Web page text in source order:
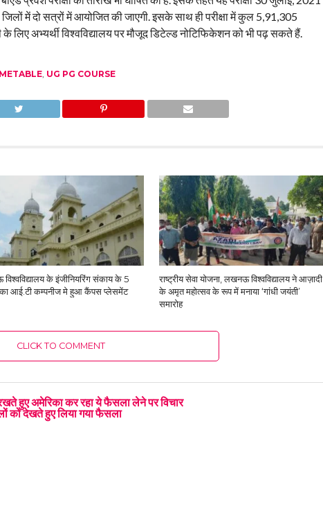
जिलों में दो सत्रों में आयोजित की जाएगी. इसके साथ ही परीक्षा में कुल 5,91,305
के लिए अभ्यर्थी विश्वविद्यालय पर मौजूद डिटेल्ड नोटिफिकेशन को भी पढ़ सकते हैं.
, UG PG COURSE
के इंजीनियरिंग संकाय के 5
का आई.टी कम्पनीज मे हुआ कैंपस प्लेसमेंट
राष्ट्रीय सेवा योजना, लखनऊ विश्वविद्यालय ने आज़ादी
के अमृत महोत्सव के रूप में मनाया ‘गांधी जयंती’
समारोह
CLICK TO COMMENT
हुए अमेरिका कर रहा ये फैसला लेने पर विचार
को देखते हुए लिया गया फैसला